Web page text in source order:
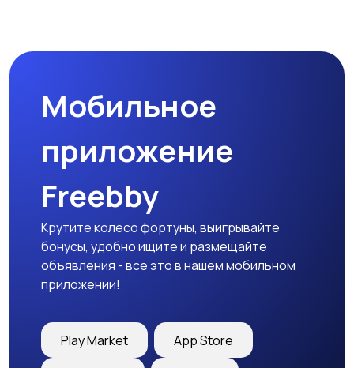
Мобильное
приложение
Freebby
Крутите колесо фортуны, выигрывайте
бонусы, удобно ищите и размещайте
объявления - все это в нашем мобильном
приложении!
Play Market App Store